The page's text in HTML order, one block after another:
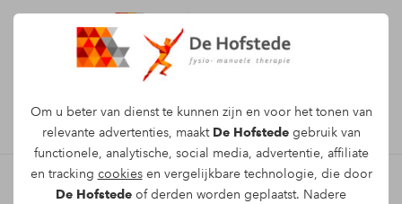
Om u beter van dienst te kunnen zijn en voor het tonen van
relevante advertenties, maakt De Hofstedegebruik van
functionele, analytische, social media, advertentie, affiliate
en tracking cookiesen vergelijkbare technologie, die door
De Hofstede of derden worden geplaatst. Nadere
Afspraak maken